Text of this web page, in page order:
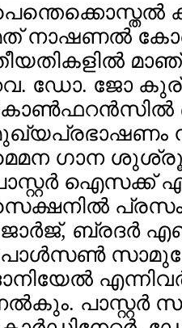
നാഷണല്‍
ഡോ. ജോ
ഗാന
ഐസക്ക്
ബ്രദര്‍